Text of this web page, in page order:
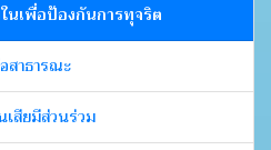
นเพื่อป้องกันการทุจริต
สาธารณะ
เสียมีส่วนร่วม